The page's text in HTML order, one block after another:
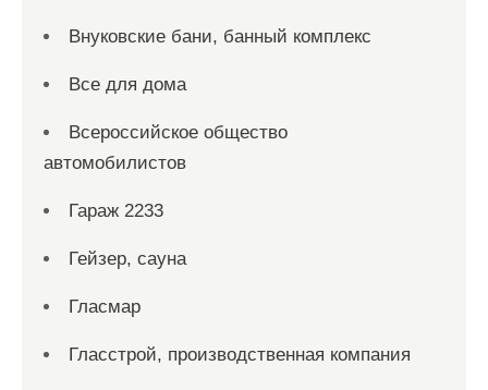
Внуковские бани, банный комплекс
Все для дома
Всероссийское общество
автомобилистов
Гараж 2233
Гейзер, сауна
Гласмар
Гласстрой, производственная компания